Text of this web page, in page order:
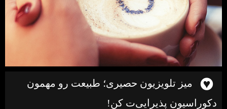
میز تلویزیون حصیری؛ طبیعت رو مهمون
دکوراسیون پذیرایی‌ت کن!